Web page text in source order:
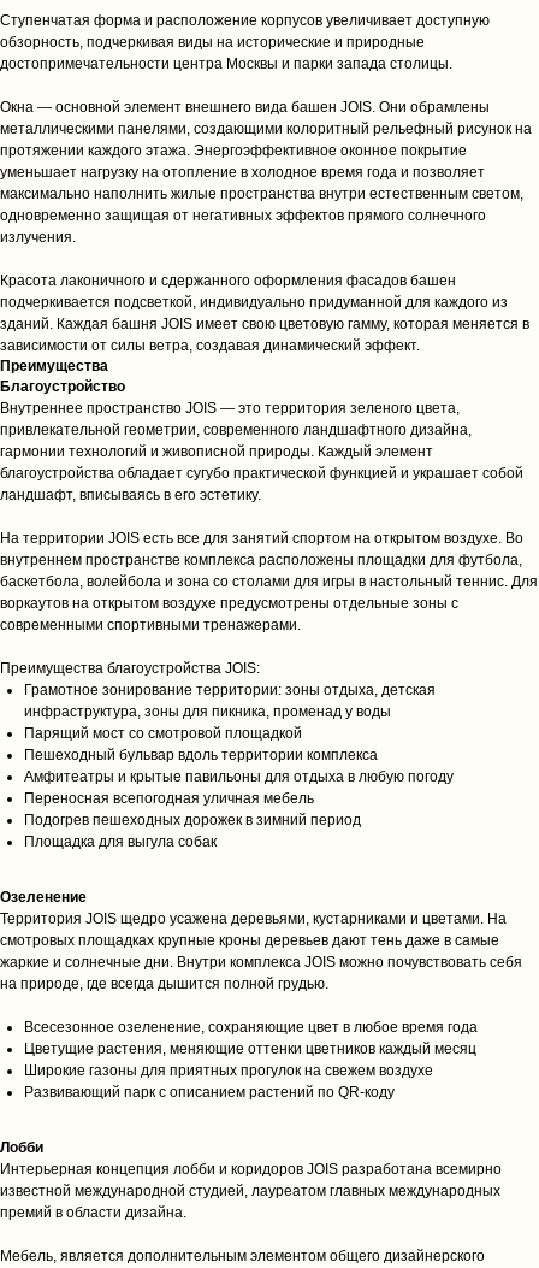
Ступенчатая форма и расположение корпусов увеличивает доступную
обзорность, подчеркивая виды на исторические и природные
достопримечательности центра Москвы и парки запада столицы.
Окна — основной элемент внешнего вида башен JOIS. Они обрамлены
металлическими панелями, создающими колоритный рельефный рисунок на
протяжении каждого этажа. Энергоэффективное оконное покрытие
уменьшает нагрузку на отопление в холодное время года и позволяет
максимально наполнить жилые пространства внутри естественным светом,
одновременно защищая от негативных эффектов прямого солнечного
излучения.
Красота лаконичного и сдержанного оформления фасадов башен
подчеркивается подсветкой, индивидуально придуманной для каждого из
зданий. Каждая башня JOIS имеет свою цветовую гамму, которая меняется в
зависимости от силы ветра, создавая динамический эффект.
Преимущества
Благоустройство
Внутреннее пространство JOIS — это территория зеленого цвета,
привлекательной геометрии, современного ландшафтного дизайна,
гармонии технологий и живописной природы. Каждый элемент
благоустройства обладает сугубо практической функцией и украшает собой
ландшафт, вписываясь в его эстетику.
На территории JOIS есть все для занятий спортом на открытом воздухе. Во
внутреннем пространстве комплекса расположены площадки для футбола,
баскетбола, волейбола и зона со столами для игры в настольный теннис. Для
воркаутов на открытом воздухе предусмотрены отдельные зоны с
современными спортивными тренажерами.
Преимущества благоустройства JOIS:
Грамотное зонирование территории: зоны отдыха, детская
инфраструктура, зоны для пикника, променад у воды
Парящий мост со смотровой площадкой
Пешеходный бульвар вдоль территории комплекса
Амфитеатры и крытые павильоны для отдыха в любую погоду
Переносная всепогодная уличная мебель
Подогрев пешеходных дорожек в зимний период
Площадка для выгула собак
Озеленение
Территория JOIS щедро усажена деревьями, кустарниками и цветами. На
смотровых площадках крупные кроны деревьев дают тень даже в самые
жаркие и солнечные дни. Внутри комплекса JOIS можно почувствовать себя
на природе, где всегда дышится полной грудью.
Всесезонное озеленение, сохраняющие цвет в любое время года
Цветущие растения, меняющие оттенки цветников каждый месяц
Широкие газоны для приятных прогулок на свежем воздухе
Развивающий парк с описанием растений по QR-коду
Лобби
Интерьерная концепция лобби и коридоров JOIS разработана всемирно
известной международной студией, лауреатом главных международных
премий в области дизайна.
Мебель, является дополнительным элементом общего дизайнерского